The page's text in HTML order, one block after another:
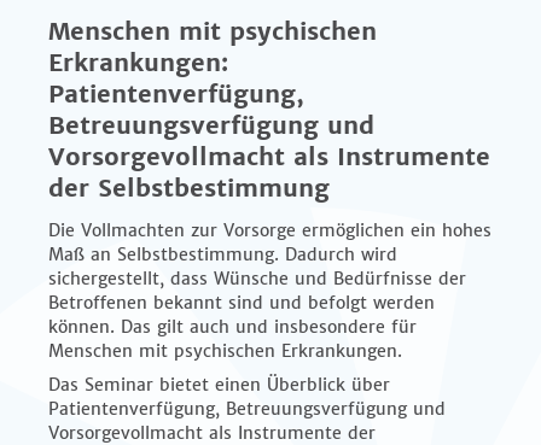
Menschen mit psychischen
Erkrankungen:
Patientenverfügung,
Betreuungsverfügung und
Vorsorgevollmacht als Instrumente
der Selbstbestimmung
Die Vollmachten zur Vorsorge ermöglichen ein hohes
Maß an Selbstbestimmung. Dadurch wird
sichergestellt, dass Wünsche und Bedürfnisse der
Betroffenen bekannt sind und befolgt werden
können. Das gilt auch und insbesondere für
Menschen mit psychischen Erkrankungen.
Das Seminar bietet einen Überblick über
Patientenverfügung, Betreuungsverfügung und
Vorsorgevollmacht als Instrumente der